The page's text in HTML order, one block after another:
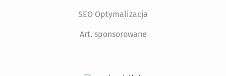
SEO Optymalizacja
Art. sponsorowane